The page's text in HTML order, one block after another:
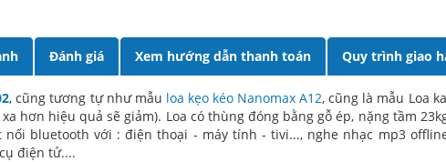
Đánh giá Xem hướng dẫn thanh toán Quy trình giao
, cũng tương tự như mẫu loa kẹo kéo Nanomax A12, cũng là mẫu Loa
hơn hiệu quả sẽ giảm). Loa có thùng đóng bằng gỗ ép, nặng tầm
nối bluetooth với : điện thoại - máy tính - tivi..., nghe nhạc mp3
điện tử....